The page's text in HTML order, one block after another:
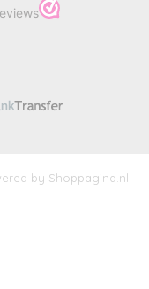
by Shoppagina.nl